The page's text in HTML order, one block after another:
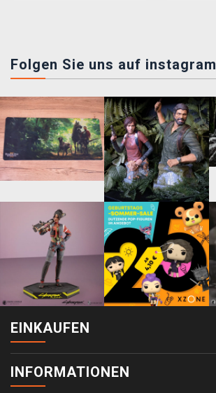
Folgen Sie uns auf instagram
EINKAUFEN
INFORMATIONEN